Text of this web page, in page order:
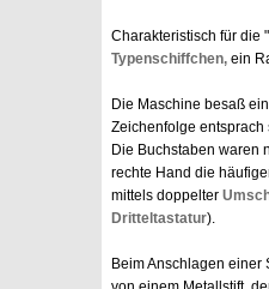
Charakteristisch für die
Typenschiffchen, ein
Die Maschine besaß
Zeichenfolge
Die Buchstaben waren
rechte Hand die
mittels doppelter
Dritteltastatur).
Beim Anschlagen